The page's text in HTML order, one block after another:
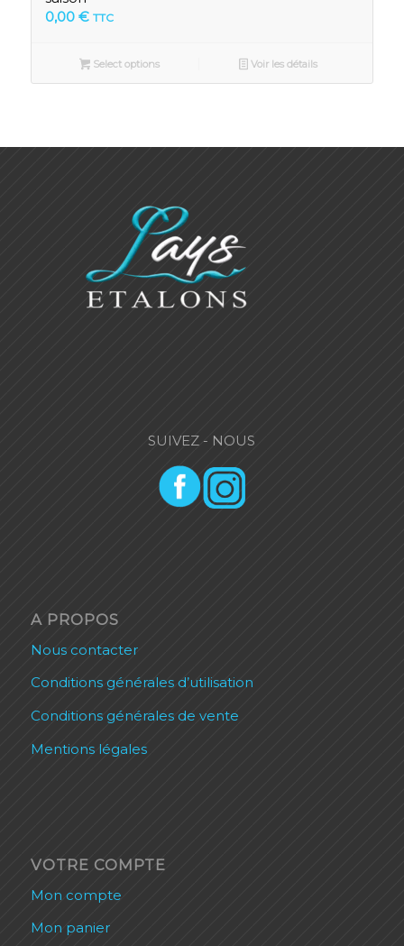
0,00 € TTC
Select options Voir les détails
SUIVEZ - NOUS
A PROPOS
Nous contacter
Conditions générales d’utilisation
Conditions générales de vente
Mentions légales
VOTRE COMPTE
Mon compte
Mon panier